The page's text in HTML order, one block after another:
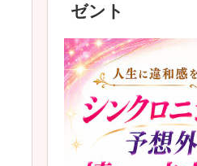
ゼント